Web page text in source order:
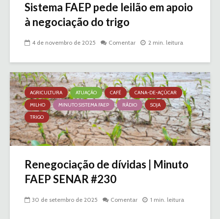
Sistema FAEP pede leilão em apoio
à negociação do trigo
4 de novembro de 2025 Comentar 2 min. leitura
AGRICULTURA ATUAÇÃO CAFÉ
CANA-DE-AÇÚCAR
MILHO
MINUTO SISTEMA FAEP RÁDIO
SOJA
TRIGO
Renegociação de dívidas | Minuto
FAEP SENAR #230
30 de setembro de 2025 Comentar 1 min. leitura